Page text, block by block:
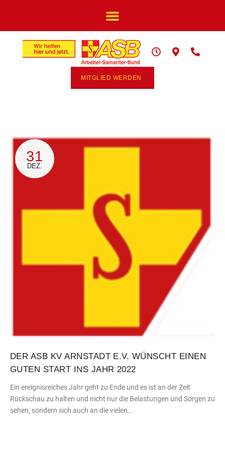
MITGLIED WERDEN
31
DEZ.
DER ASB KV ARNSTADT E.V. WÜNSCHT EINEN
GUTEN START INS JAHR 2022
Ein ereignisreiches Jahr geht zu Ende und es ist an der Zeit
Rückschau zu halten und nicht nur die Belastungen und Sorgen zu
sehen, sondern sich auch an die vielen…